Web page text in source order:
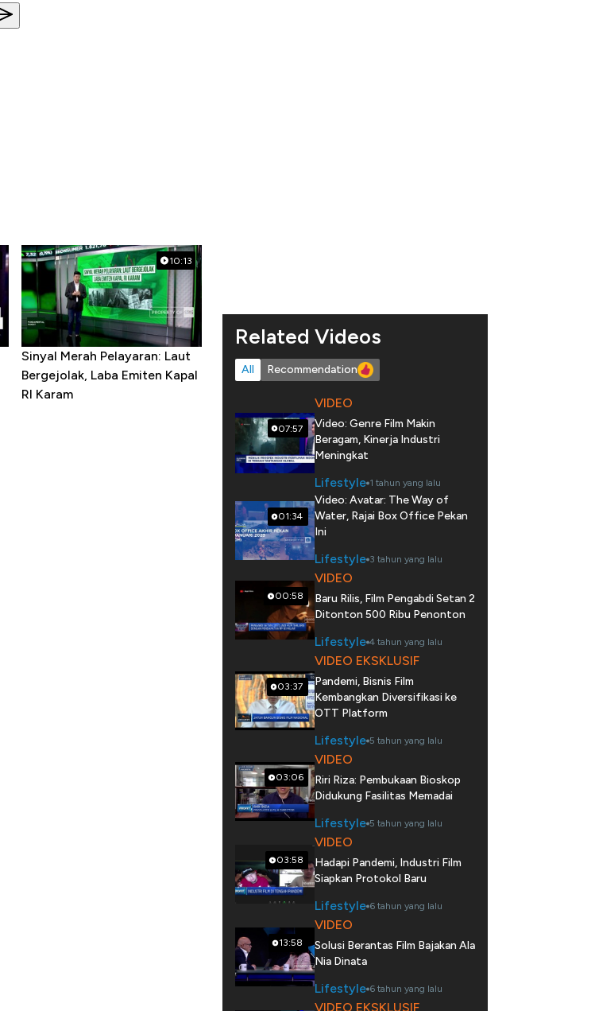
10:13
Sinyal Merah Pelayaran: Laut
Bergejolak, Laba Emiten Kapal
RI Karam
Related Videos
All Recommendation
07:57
VIDEO
Video: Genre Film Makin
Beragam, Kinerja Industri
Meningkat
Lifestyle 1 tahun yang lalu
01:34
Video: Avatar: The Way of
Water, Rajai Box Office Pekan
Ini
Lifestyle 3 tahun yang lalu
00:58
VIDEO
Baru Rilis, Film Pengabdi Setan 2
Ditonton 500 Ribu Penonton
Lifestyle 4 tahun yang lalu
03:37
VIDEO EKSKLUSIF
Pandemi, Bisnis Film
Kembangkan Diversifikasi ke
OTT Platform
Lifestyle 5 tahun yang lalu
03:06
VIDEO
Riri Riza: Pembukaan Bioskop
Didukung Fasilitas Memadai
Lifestyle 5 tahun yang lalu
03:58
VIDEO
Hadapi Pandemi, Industri Film
Siapkan Protokol Baru
Lifestyle 6 tahun yang lalu
13:58
VIDEO
Solusi Berantas Film Bajakan Ala
Nia Dinata
Lifestyle 6 tahun yang lalu
VIDEO EKSKLUSIF